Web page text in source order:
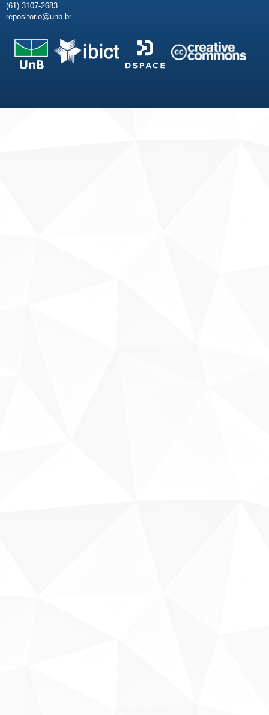
(61) 3107-2683
repositorio@unb.br